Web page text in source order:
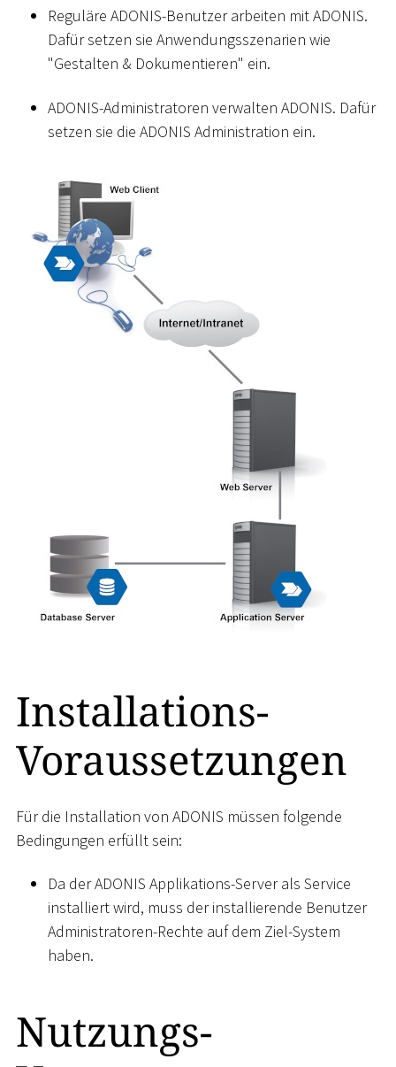
Reguläre ADONIS-Benutzer arbeiten mit ADONIS.
Dafür setzen sie Anwendungsszenarien wie
"Gestalten & Dokumentieren" ein.
ADONIS-Administratoren verwalten ADONIS. Dafür
setzen sie die ADONIS Administration ein.
Installations-
Voraussetzungen
Für die Installation von ADONIS müssen folgende
Bedingungen erfüllt sein:
Da der ADONIS Applikations-Server als Service
installiert wird, muss der installierende Benutzer
Administratoren-Rechte auf dem Ziel-System
haben.
Nutzungs-